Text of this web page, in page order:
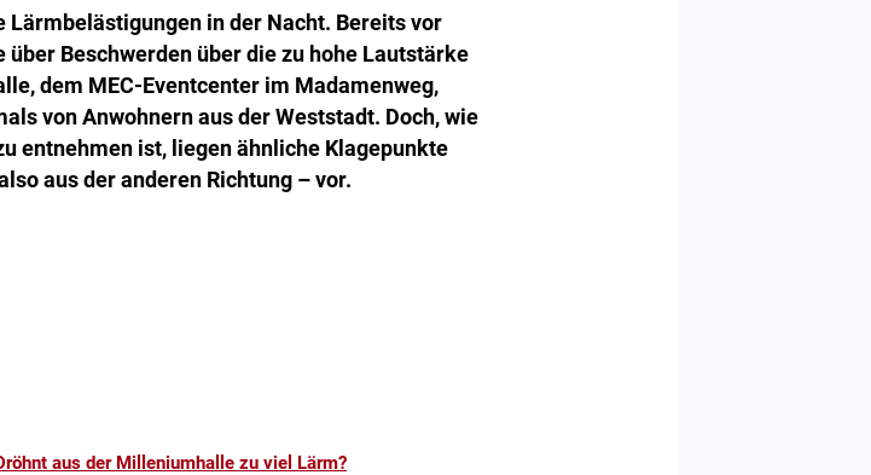
Lärmbelästigungen in der Nacht. Bereits vor
Beschwerden über die zu hohe Lautstärke
dem MEC-Eventcenter im Madamenweg,
von Anwohnern aus der Weststadt. Doch, wie
entnehmen ist, liegen ähnliche Klagepunkte
aus der anderen Richtung – vor.
aus der Milleniumhalle zu viel Lärm?